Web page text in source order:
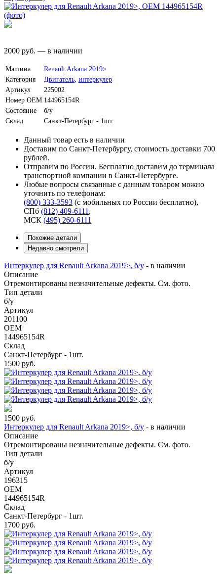
2000 руб. — в наличии
Машина Renault Arkana 2019>
Категория
Двигатель интеркулер
Артикул
225002
Номер OEM 144965154R
Состояние
б/у
Склад
Санкт-Петербург - 1шт.
Данный товар есть в наличии
Доставим по Санкт-Петербургу, стоимость доставки 700
рублей.
Отправим по России. Бесплатно доставим до терминала
транспортной компании в Санкт-Петербурге.
Любые вопросы связанные с данным товаром можно
уточнить по телефонам:
(800) 333-3593 (с мобильных по России бесплатно),
СПб (812) 409-6111 ,
МСК (495) 260-6111
Похожие детали
Недавно смотрели
Интеркулер для Renault Arkana 2019>, б/у - в наличии
Описание
Отремонтированы незначительные дефекты. См. фото.
Тип детали
б/у
Артикул
201100
OEM
144965154R
Склад
Санкт-Петербург - 1шт.
1500 руб.
1500 руб.
Интеркулер для Renault Arkana 2019>, б/у - в наличии
Описание
Отремонтированы незначительные дефекты. См. фото.
Тип детали
б/у
Артикул
196315
OEM
144965154R
Склад
Санкт-Петербург - 1шт.
1700 руб.